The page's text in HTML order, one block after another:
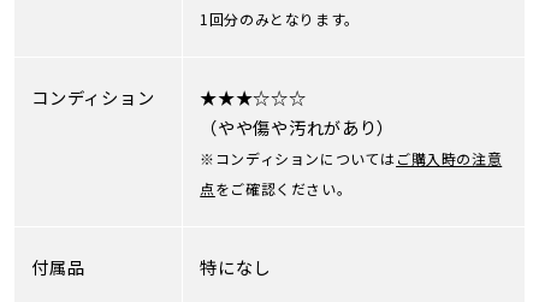
1回分のみとなります。
コンディション
★★★☆☆☆
（やや傷や汚れがあり）
※コンディションについてはご購入時の注意
点をご確認ください。
付属品 特になし